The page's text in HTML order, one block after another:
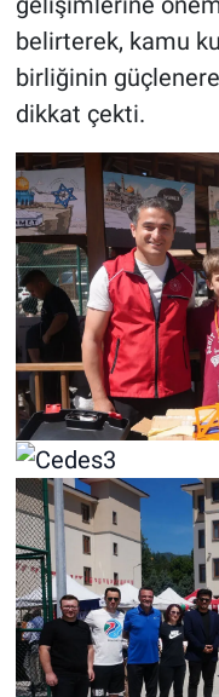
belirterek, kamu
birliğinin
dikkat çekti.